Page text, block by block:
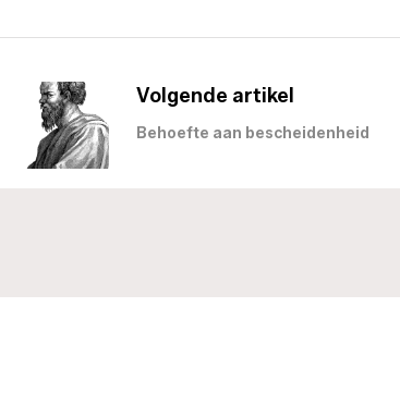
Volgende artikel
Behoefte aan bescheidenheid